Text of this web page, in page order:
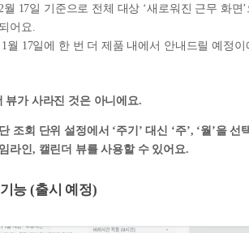
월 17일 기준으로 전체 대상 ‘새로워진 근무 화면
어요.
월 17일에 한 번 더 제품 내에서 안내드릴 예정이
뷰가 사라진 것은 아니에요.
조회 단위 설정에서 ‘주기’ 대신 ‘주’, ‘월’을 선
라인, 캘린더 뷰를 사용할 수 있어요.
능 (출시 예정)